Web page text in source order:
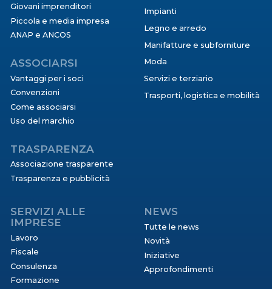
Giovani imprenditori
Piccola e media impresa
ANAP e ANCOS
ASSOCIARSI
Vantaggi per i soci
Convenzioni
Come associarsi
Uso del marchio
TRASPARENZA
Associazione trasparente
Trasparenza e pubblicità
Impianti
Legno e arredo
Manifatture e subforniture
Moda
Servizi e terziario
Trasporti, logistica e mobilità
SERVIZI ALLE
IMPRESE
Lavoro
Fiscale
Consulenza
Formazione
NEWS
Tutte le news
Novità
Iniziative
Approfondimenti